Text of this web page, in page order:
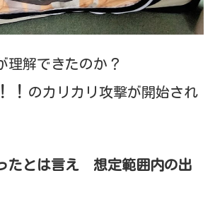
理解できたのか？
！ のカリカリ攻撃が開始され
たとは言え 想定範囲内の出